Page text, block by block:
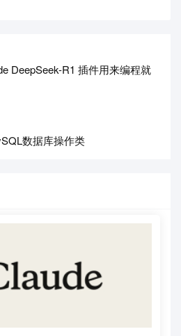
DeepSeek-R1 插件用来编程就
数据库操作类